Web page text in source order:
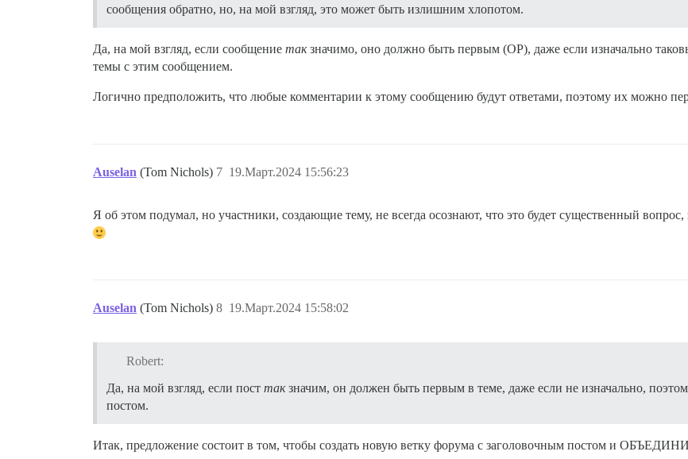
сообщения обратно, но, на мой взгляд, это может быть излишним хлопотом.
Да, на мой взгляд, если сообщение такзначимо, оно должно быть первым (OP), даже если изначально
темы с этим сообщением.
Логично предположить, что любые комментарии к этому сообщению будут ответами, поэтому их можно
Auselan (Tom Nichols) 19.Март.2024 15:56:23
7
Я об этом подумал, но участники, создающие тему, не всегда осознают, что это будет существенный
Auselan (Tom Nichols) 19.Март.2024 15:58:02
8
Robert:
Да, на мой взгляд, если пост такзначим, он должен быть первым в теме, даже если не изначально,
постом.
Итак, предложение состоит в том, чтобы создать новую ветку форума с заголовочным постом и